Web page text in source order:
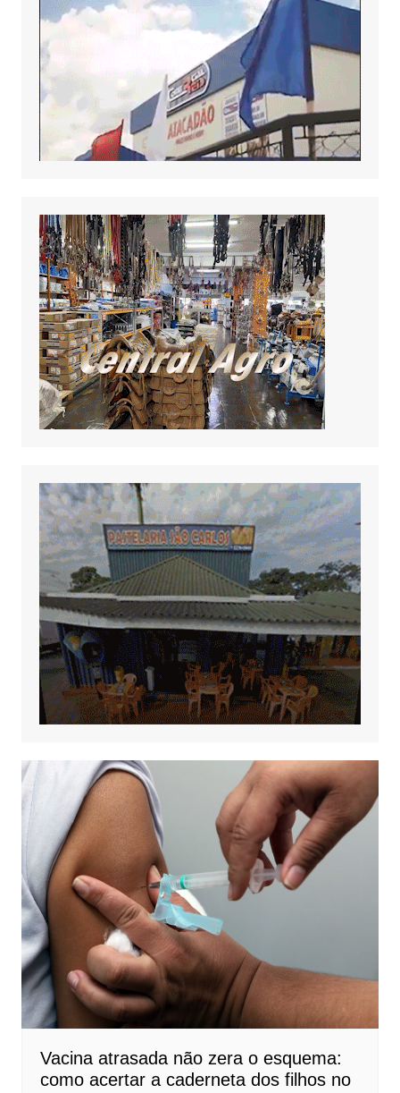
Vacina atrasada não zera o esquema:
como acertar a caderneta dos filhos no